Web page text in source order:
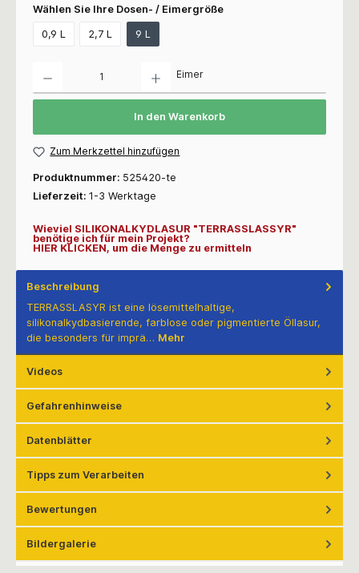
Wählen Sie Ihre Dosen- / Eimergröße
0,9 L 2,7 L 9 L
Eimer
In den Warenkorb
Zum Merkzettel hinzufügen
Produktnummer: 525420-te
Lieferzeit: 1-3 Werktage
Wieviel SILIKONALKYDLASUR "TERRASSLASSYR"
benötige ich für mein Projekt?
HIER KLICKEN, um die Menge zu ermitteln
Beschreibung
TERRASSLASYR ist eine lösemittelhaltige,
silikonalkydbasierende, farblose oder pigmentierte Öllasur,
die besonders für imprä… Mehr
Videos
Gefahrenhinweise
Datenblätter
Tipps zum Verarbeiten
Bewertungen
Bildergalerie